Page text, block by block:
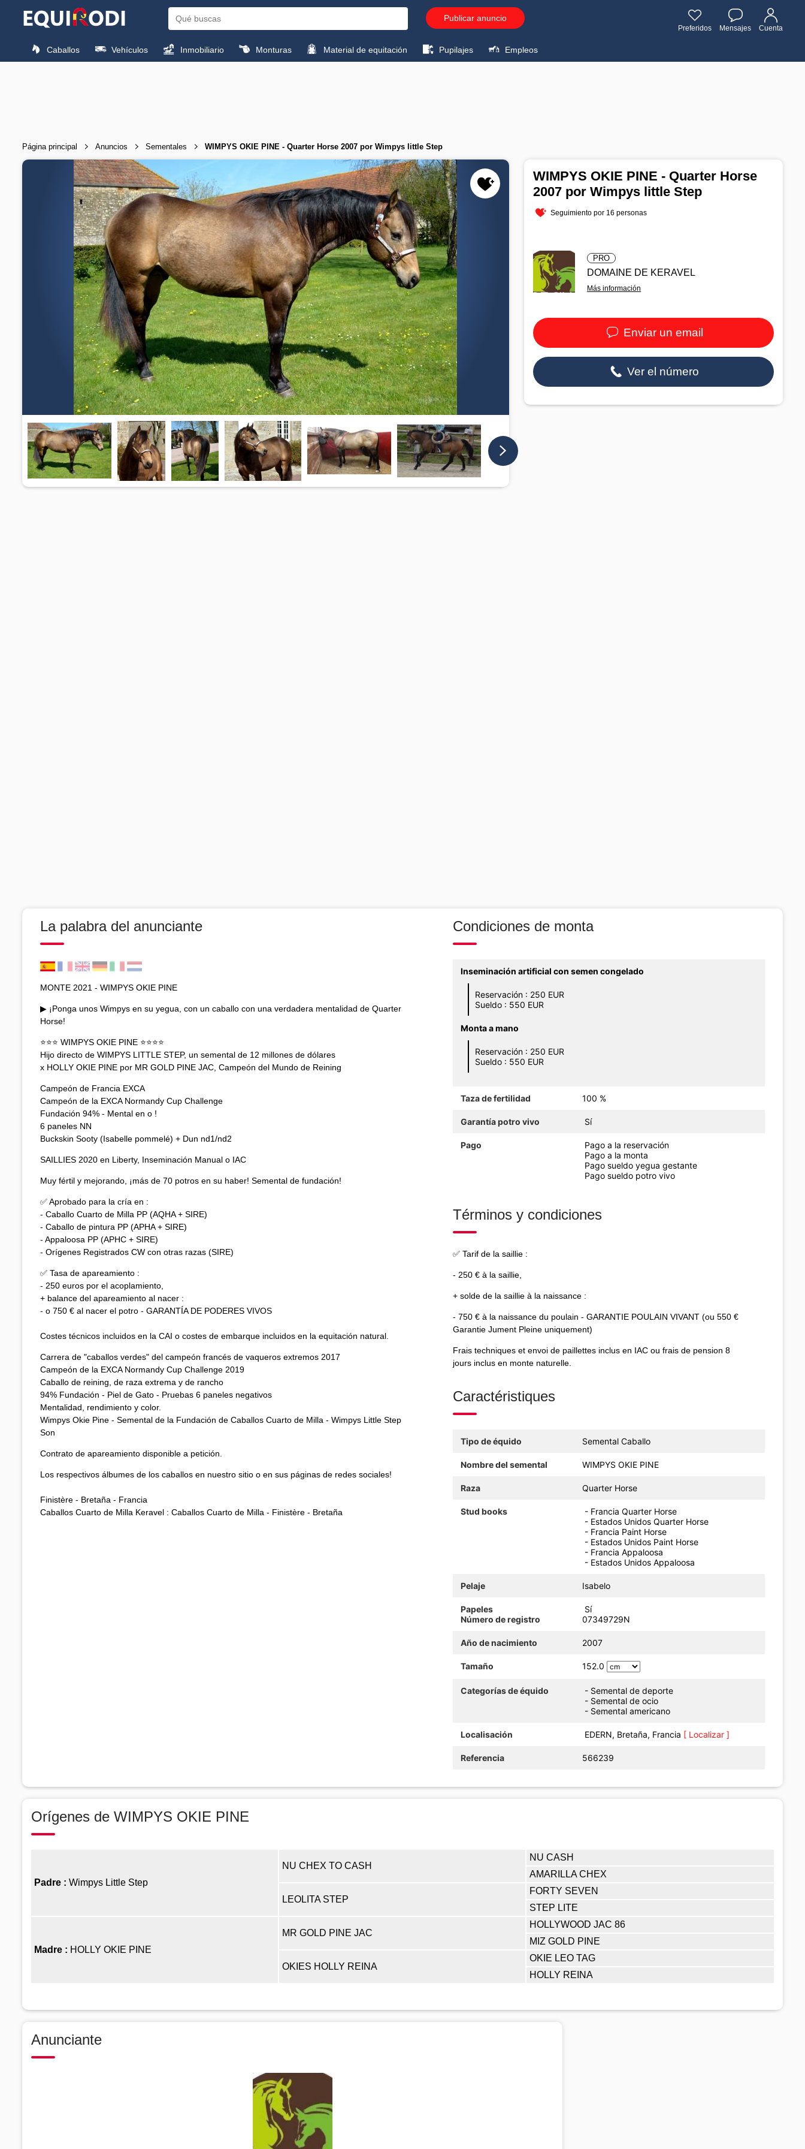
Publicar anuncio
Preferidos Mensajes Cuenta
Caballos Vehículos Inmobiliario Monturas Material de equitación Pupilajes Empleos
Página principal Anuncios Sementales WIMPYS OKIE PINE - Quarter Horse 2007 por Wimpys little Step
WIMPYS OKIE PINE - Quarter Horse
2007 por Wimpys little Step
Seguimiento por 16 personas
PRO
DOMAINE DE KERAVEL
Más información
Enviar un email
Ver el número
La palabra del anunciante
MONTE 2021 - WIMPYS OKIE PINE
▶ ¡Ponga unos Wimpys en su yegua, con un caballo con una verdadera mentalidad de Quarter
Horse!
⭐⭐⭐ WIMPYS OKIE PINE ⭐⭐⭐⭐
Hijo directo de WIMPYS LITTLE STEP, un semental de 12 millones de dólares
x HOLLY OKIE PINE por MR GOLD PINE JAC, Campeón del Mundo de Reining
Campeón de Francia EXCA
Campeón de la EXCA Normandy Cup Challenge
Fundación 94% - Mental en o !
6 paneles NN
Buckskin Sooty (Isabelle pommelé) + Dun nd1/nd2
SAILLIES 2020 en Liberty, Inseminación Manual o IAC
Muy fértil y mejorando, ¡más de 70 potros en su haber! Semental de fundación!
✅ Aprobado para la cría en :
- Caballo Cuarto de Milla PP (AQHA + SIRE)
- Caballo de pintura PP (APHA + SIRE)
- Appaloosa PP (APHC + SIRE)
- Orígenes Registrados CW con otras razas (SIRE)
✅ Tasa de apareamiento :
- 250 euros por el acoplamiento,
+ balance del apareamiento al nacer :
- o 750 € al nacer el potro - GARANTÍA DE PODERES VIVOS
Costes técnicos incluidos en la CAI o costes de embarque incluidos en la equitación natural.
Carrera de "caballos verdes" del campeón francés de vaqueros extremos 2017
Campeón de la EXCA Normandy Cup Challenge 2019
Caballo de reining, de raza extrema y de rancho
94% Fundación - Piel de Gato - Pruebas 6 paneles negativos
Mentalidad, rendimiento y color.
Wimpys Okie Pine - Semental de la Fundación de Caballos Cuarto de Milla - Wimpys Little Step
Son
Contrato de apareamiento disponible a petición.
Los respectivos álbumes de los caballos en nuestro sitio o en sus páginas de redes sociales!
Finistère - Bretaña - Francia
Caballos Cuarto de Milla Keravel : Caballos Cuarto de Milla - Finistère - Bretaña
Condiciones de monta
Inseminación artificial con semen congelado
Reservación : 250 EUR
Sueldo : 550 EUR
Monta a mano
Reservación : 250 EUR
Sueldo : 550 EUR
Taza de fertilidad 100 %
Garantía potro vivo Sí
Pago
Pago a la reservación
Pago a la monta
Pago sueldo yegua gestante
Pago sueldo potro vivo
Términos y condiciones
✅ Tarif de la saillie :
- 250 € à la saillie,
+ solde de la saillie à la naissance :
- 750 € à la naissance du poulain - GARANTIE POULAIN VIVANT (ou 550 €
Garantie Jument Pleine uniquement)
Frais techniques et envoi de paillettes inclus en IAC ou frais de pension 8
jours inclus en monte naturelle.
Caractéristiques
Tipo de équido Semental Caballo
Nombre del semental WIMPYS OKIE PINE
Raza Quarter Horse
Stud books
- Francia Quarter Horse
- Estados Unidos Quarter Horse
- Francia Paint Horse
- Estados Unidos Paint Horse
- Francia Appaloosa
- Estados Unidos Appaloosa
Pelaje Isabelo
Papeles
Sí
Número de registro
07349729N
Año de nacimiento 2007
Tamaño 152.0
Categorías de équido
- Semental de deporte
- Semental de ocio
- Semental americano
Localisación EDERN, Bretaña, Francia [ Localizar ]
Referencia 566239
Orígenes de WIMPYS OKIE PINE
Padre : Wimpys Little Step
NU CHEX TO CASH
NU CASH
AMARILLA CHEX
LEOLITA STEP
FORTY SEVEN
STEP LITE
Madre : HOLLY OKIE PINE
MR GOLD PINE JAC
HOLLYWOOD JAC 86
MIZ GOLD PINE
OKIES HOLLY REINA
OKIE LEO TAG
HOLLY REINA
Anunciante